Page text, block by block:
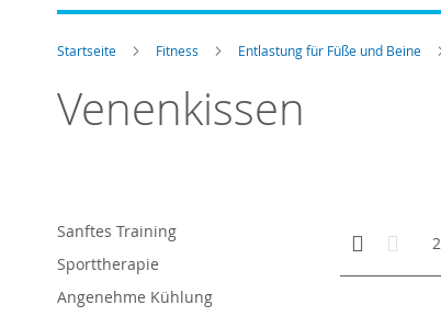
Startseite Fitness Entlastung für Füße und Beine
Venenkissen
Anzeigen
als
2
Sanftes Training
Sporttherapie
Angenehme Kühlung